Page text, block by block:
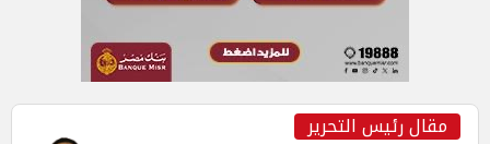
مقال رئيس التحرير